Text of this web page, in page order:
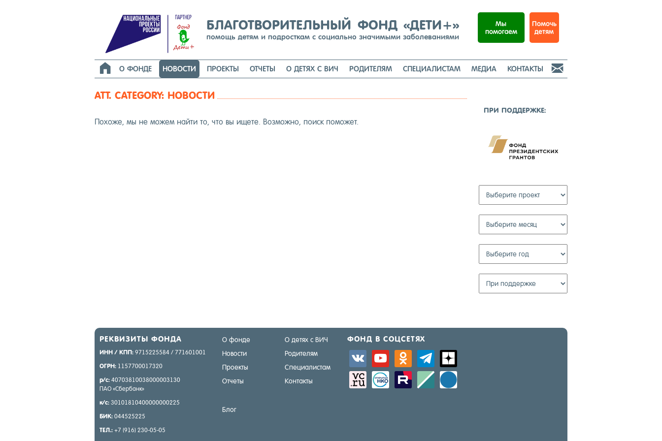
содержимому
БЛАГОТВОРИТЕЛЬНЫЙ ФОНД «ДЕТИ+»
помощь детям и подросткам с социально значимыми заболеваниями
Мы
помогаем
Помочь
детям
 О ФОНДЕ НОВОСТИ ПРОЕКТЫ ОТЧЕТЫ О ДЕТЯХ С ВИЧ РОДИТЕЛЯМ СПЕЦИАЛИСТАМ МЕДИА КОНТАКТЫ 
ATT. CATEGORY: НОВОСТИ
По­хоже, мы не мо­жем най­ти то, что вы ище­те. Воз­можно, по­иск по­может.
ПРИ ПОД­ДЕР­ЖКЕ:
РЕК­ВИ­ЗИТЫ ФОН­ДА
ИНН / КПП: 9715225584 / 771601001
ОГРН: 1157700017320
р/с: 40703810038000003130
ПАО «Сбер­банк»
к/с: 30101810400000000225
БИК: 044525225
ТЕЛ.: +7 (916) 230-05-05
О фонде
Новости
Проекты
Отчеты
Блог
О детях с ВИЧ
Родителям
Специалистам
Контакты
ФОНД В СОЦ­СЕ­ТЯХ
vkontakteyoutube odnoklassnikitelegramzen-
yandex
sitemap activity zerply standardwindows